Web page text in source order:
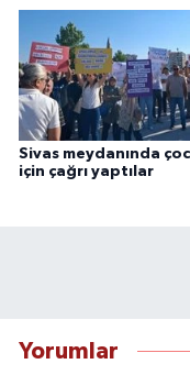
Sivas meydanında
için çağrı yaptılar
Yorumlar